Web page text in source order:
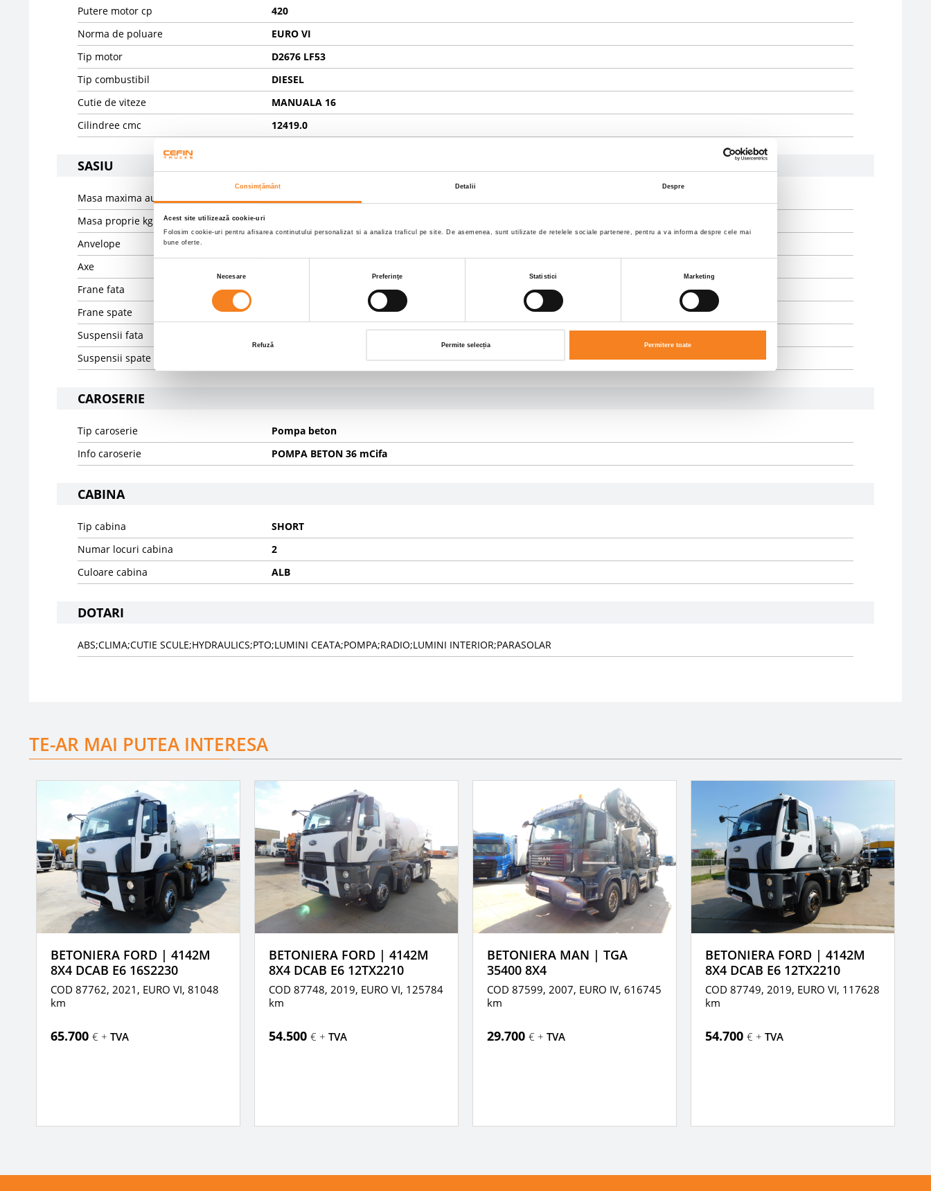
Consimțământ Detalii Despre
Acest site utilizează cookie-uri
Folosim cookie-uri pentru afisarea continutului personalizat si a analiza traficul pe site. De asemenea, sunt utilizate de retelele sociale partenere, pentru a va informa despre cele mai
bune oferte.
Necesare Preferinţe Statistici Marketing
Refuză Permite selecția Permitere toate
Putere motor cp
420
Norma de poluare
EURO VI
Tip motor
D2676 LF53
Tip combustibil
DIESEL
Cutie de viteze
MANUALA 16
Cilindree cmc
12419.0
SASIU
Masa maxima autorizata kg
28000
Masa proprie kg
Anvelope
Axe
Frane fata
Frane spate
Suspensii fata
Suspensii spate
CAROSERIE
Tip caroserie
Pompa beton
Info caroserie
POMPA BETON 36 mCifa
CABINA
Tip cabina
SHORT
Numar locuri cabina
2
Culoare cabina
ALB
DOTARI
ABS;CLIMA;CUTIE SCULE;HYDRAULICS;PTO;LUMINI CEATA;POMPA;RADIO;LUMINI INTERIOR;PARASOLAR
TE-AR MAI PUTEA INTERESA
BETONIERA FORD | 4142M
8X4 DCAB E6 16S2230
COD 87762, 2021, EURO VI, 81048
km
65.700 € + TVA
BETONIERA FORD | 4142M
8X4 DCAB E6 12TX2210
COD 87748, 2019, EURO VI, 125784
km
54.500 € + TVA
BETONIERA MAN | TGA
35400 8X4
COD 87599, 2007, EURO IV, 616745
km
29.700 € + TVA
BETONIERA FORD | 4142M
8X4 DCAB E6 12TX2210
COD 87749, 2019, EURO VI, 117628
km
54.700 € + TVA